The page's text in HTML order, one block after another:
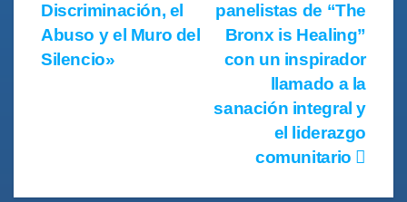
panelistas de “The
Bronx is Healing”
con un inspirador
llamado a la
sanación integral y
el liderazgo
comunitario
Discriminación, el
Abuso y el Muro del
Silencio»